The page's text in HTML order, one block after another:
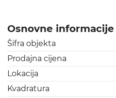
Osnovne informacije
Šifra objekta
Prodajna cijena
Lokacija
Kvadratura